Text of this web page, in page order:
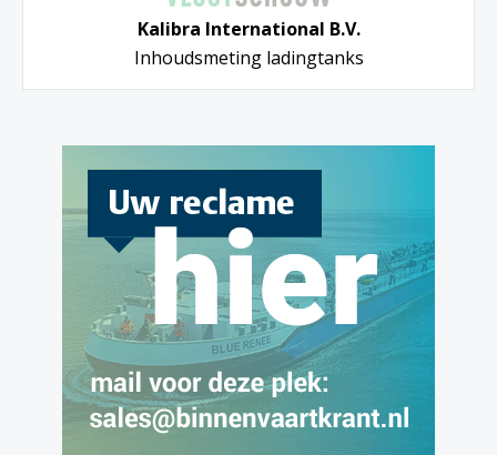
Kalibra International B.V.
Inhoudsmeting ladingtanks